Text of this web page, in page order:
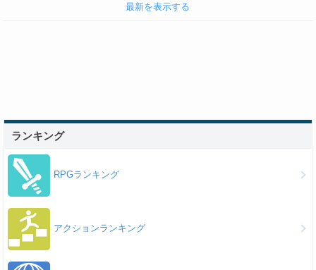
最新を表示する
ランキング
RPGランキング
アクションランキング